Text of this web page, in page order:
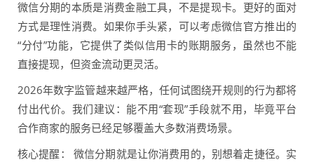
微信分期的本质是消费金融工具，不是提现卡。更好的面对
方式是理性消费。如果你手头紧，可以考虑微信官方推出的
“分付”功能，它提供了类似信用卡的账期服务，虽然也不能
直接提现，但资金流动更灵活。
2026年数字监管越来越严格，任何试图绕开规则的行为都将
付出代价。我们建议：能不用“套现”手段就不用，毕竟平台
合作商家的服务已经足够覆盖大多数消费场景。
核心提醒： 微信分期就是让你消费用的，别想着走捷径。实